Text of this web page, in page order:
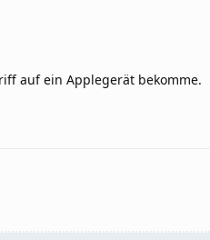
auf ein Applegerät bekomme.